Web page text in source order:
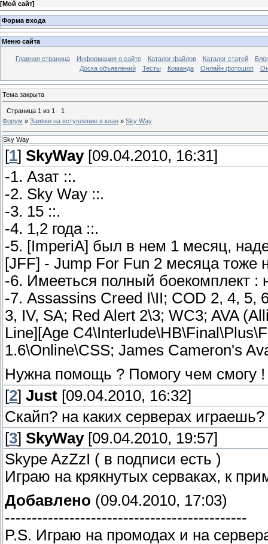
[Мой сайт]
Форма входа
Меню сайта
Главная страница Информация о сайте Каталог файлов Каталог статей
Блог
Доска объявлений
Тесты Команда Онлайн фотошоп
Тема закрыта
Страница 1 из 1
1
Форум » Заявки на вступление в клан » Sky Way
Sky Way
[1] SkyWay[09.04.2010, 16:31]
-1. Азат ::.
-2. Sky Way ::.
-3. 15 ::.
-4. 1,2 года ::.
-5. [ImperiA] был в нем 1 месяц,
[JFF] - Jump For Fun 2 месяца тоже
-6. Имееться полный боекомплект
-7. Assassins Creed I\II; COD 2, 4, 5,
3, IV, SA; Red Alert 2\3; WC3; AVA
Line][Age
1.6\Online\CSS; James Cameron's
Нужна помощь ? Помогу чем смогу !
[2] Just [09.04.2010, 16:32]
Скайп? на каких серверах играешь?
[3] SkyWay[09.04.2010, 19:57]
Skype AzZzI ( в подписи есть )
Играю на крякнутых серваках, к
Добавлено (09.04.2010, 17:03)
---------------------------------------------
P.S. Играю на промодах и на